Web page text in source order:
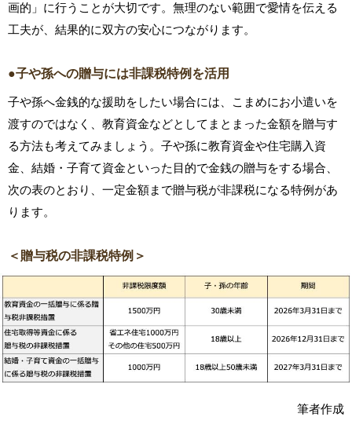
画的」に行うことが大切です。無理のない範囲で愛情を伝える
工夫が、結果的に双方の安心につながります。
●子や孫への贈与には非課税特例を活用
子や孫へ金銭的な援助をしたい場合には、こまめにお小遣いを
渡すのではなく、教育資金などとしてまとまった金額を贈与す
る方法も考えてみましょう。子や孫に教育資金や住宅購入資
金、結婚・子育て資金といった目的で金銭の贈与をする場合、
次の表のとおり、一定金額まで贈与税が非課税になる特例があ
ります。
＜贈与税の非課税特例＞
筆者作成